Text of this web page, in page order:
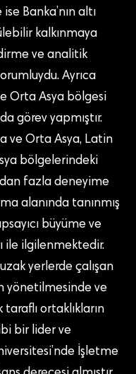
Banka’nın altı
kalkınmaya
ve analitik
Ayrıca
Orta Asya bölgesi
görev yapmıştır.
ve Orta Asya, Latin
bölgelerindeki
fazla deneyime
alanında tanınmış
büyüme ve
ile ilgilenmektedir.
yerlerde çalışan
yönetilmesinde ve
ortaklıkların
bir lider ve
İşletme